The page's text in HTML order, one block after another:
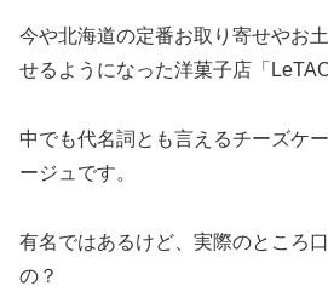
今や北海道の定番お取り寄せやお
せるようになった洋菓子店「
中でも代名詞とも言えるチーズケ
ージュです。
有名ではあるけど、実際のところ
の？